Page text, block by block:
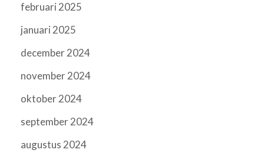
februari 2025
januari 2025
december 2024
november 2024
oktober 2024
september 2024
augustus 2024